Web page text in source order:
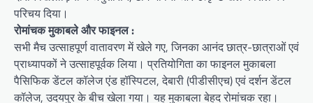
परिचय दिया।
रोमांचक मुकाबले और फाइनल :
सभी मैच उत्साहपूर्ण वातावरण में खेले गए, जिनका आनंद छात्र-छात्राओं एवं
प्राध्यापकों ने उत्साहपूर्वक लिया। प्रतियोगिता का फाइनल मुकाबला
पैसिफिक डेंटल कॉलेज एंड हॉस्पिटल, देबारी (पीडीसीएच) एवं दर्शन डेंटल
कॉलेज, उदयपुर के बीच खेला गया। यह मुकाबला बेहद रोमांचक रहा।